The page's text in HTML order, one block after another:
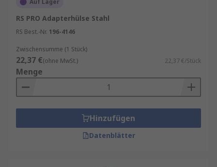
Auf Lager
RS PRO Adapterhülse Stahl
RS Best.-Nr. 196-4146
Zwischensumme (1 Stück)
22,37 €(ohne MwSt.) 22,37 €/Stück
Menge
Hinzufügen
Datenblätter